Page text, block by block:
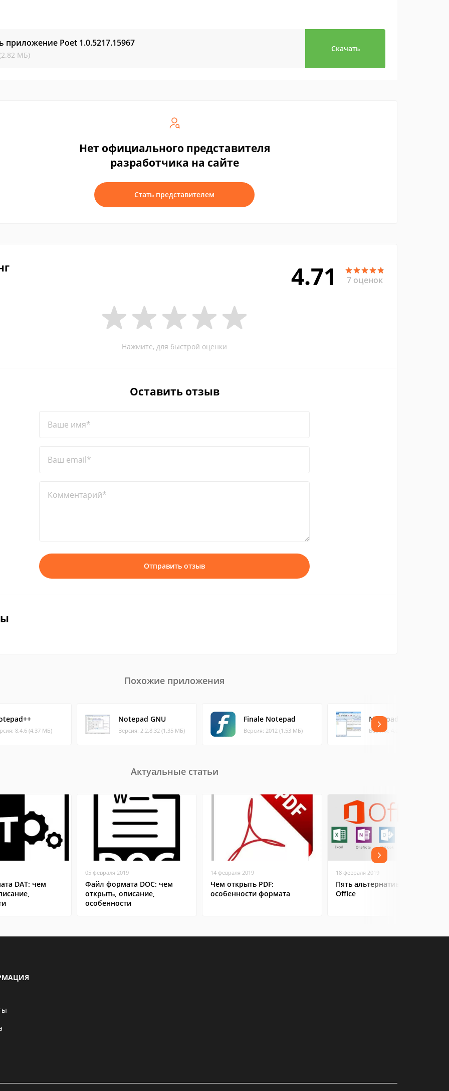
приложение Poet 1.0.5217.15967
МБ)
Скачать
Нет официального представителя
разработчика на сайте
Стать представителем
4.71 7 оценок
Нажмите, для быстрой оценки
Оставить отзыв
Ваше имя*
Ваш email*
Комментарий*
Отправить отзыв
Похожие приложения
8.4.6 (4.37 МБ)
Notepad GNU
Версия: 2.2.8.32 (1.35 МБ)
Finale Notepad
Версия: 2012 (1.53 МБ)
NotepadTabs
Версия: 4.0.0 (2.15 МБ)
Актуальные статьи
DAT: чем
05 февраля 2019
Файл формата DOC: чем
открыть, описание,
особенности
14 февраля 2019
Чем открыть PDF:
особенности формата
18 февраля 2019
Пять альтернатив Microsoft
Office